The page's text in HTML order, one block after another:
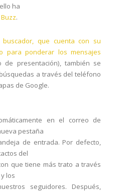
ha
.
que cuenta con su
para ponderar los mensajes
de presentación), también se
a través del teléfono
de Google.
en el correo de
pestaña
de entrada. Por defecto,
del
que tiene más trato a través
los
seguidores. Después,